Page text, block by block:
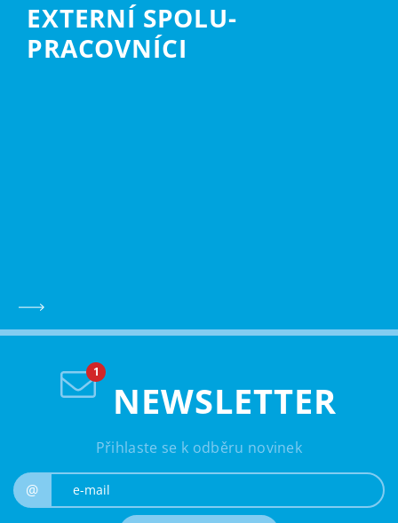
EXTERNÍ SPOLU­
PRACOVNÍCI
NEWSLETTER
Přihlaste se k odběru novinek
@